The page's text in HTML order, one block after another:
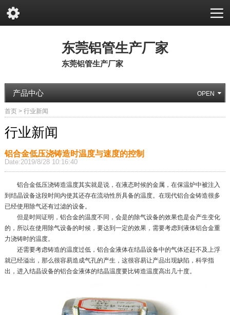
东莞铝管生产厂家
东莞铝管生产厂家
首页> 行业新闻
行业新闻
铝合金低压浇铸造时温度与速度的控制
Date:2019/8/28 10:16:40
铝合金低压浇铸造温度其实就是说，在液态时候的金属，在保温炉中被注入
到结晶设备这段时间内使其还存在流动性所具备的温度。在现代铝合金铸造很多
已经使用除气还有过滤的设备。
但是时间证明，铝合金的温度不同，会是的除气设备的效果也是会产生变化
的，所以在使用除气设备的时候，要达到一定的效果，需要考虑到液体铝合金重
力浇铸时的温度。
还需要考虑铸造的温度过低，铝合金液体在结晶设备中的气体还赶不及上浮
就已经溢出，那么很容易造成气孔的产生，这很容易让产品出现缺陷，科学指
出，进入结晶设备的铝合金液体的结晶温度要比铸造温度高出几十度。
产品中心